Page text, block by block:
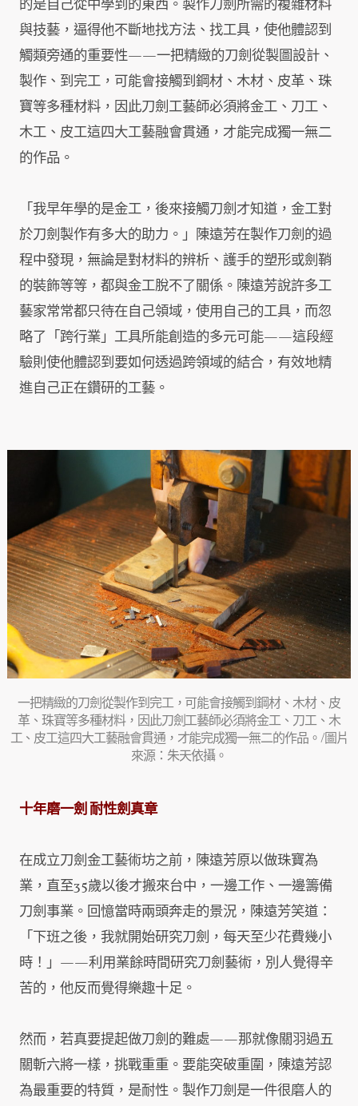
的是自己從中學到的東西。製作刀劍所需的複雜材料
與技藝，逼得他不斷地找方法、找工具，使他體認到
觸類旁通的重要性——一把精緻的刀劍從製圖設計、
製作、到完工，可能會接觸到鋼材、木材、皮革、珠
寶等多種材料，因此刀劍工藝師必須將金工、刀工、
木工、皮工這四大工藝融會貫通，才能完成獨一無二
的作品。
「我早年學的是金工，後來接觸刀劍才知道，金工對
於刀劍製作有多大的助力。」陳遠芳在製作刀劍的過
程中發現，無論是對材料的辨析、護手的塑形或劍鞘
的裝飾等等，都與金工脫不了關係。陳遠芳說許多工
藝家常常都只待在自己領域，使用自己的工具，而忽
略了「跨行業」工具所能創造的多元可能——這段經
驗則使他體認到要如何透過跨領域的結合，有效地精
進自己正在鑽研的工藝。
一把精緻的刀劍從製作到完工，可能會接觸到鋼材、木材、皮
革、珠寶等多種材料，因此刀劍工藝師必須將金工、刀工、木
工、皮工這四大工藝融會貫通，才能完成獨一無二的作品。/圖片
來源：朱天依攝。
十年磨一劍 耐性劍真章
在成立刀劍金工藝術坊之前，陳遠芳原以做珠寶為
業，直至35歲以後才搬來台中，一邊工作、一邊籌備
刀劍事業。回憶當時兩頭奔走的景況，陳遠芳笑道：
「下班之後，我就開始研究刀劍，每天至少花費幾小
時！」——利用業餘時間研究刀劍藝術，別人覺得辛
苦的，他反而覺得樂趣十足。
然而，若真要提起做刀劍的難處——那就像關羽過五
關斬六將一樣，挑戰重重。要能突破重圍，陳遠芳認
為最重要的特質，是耐性。製作刀劍是一件很磨人的